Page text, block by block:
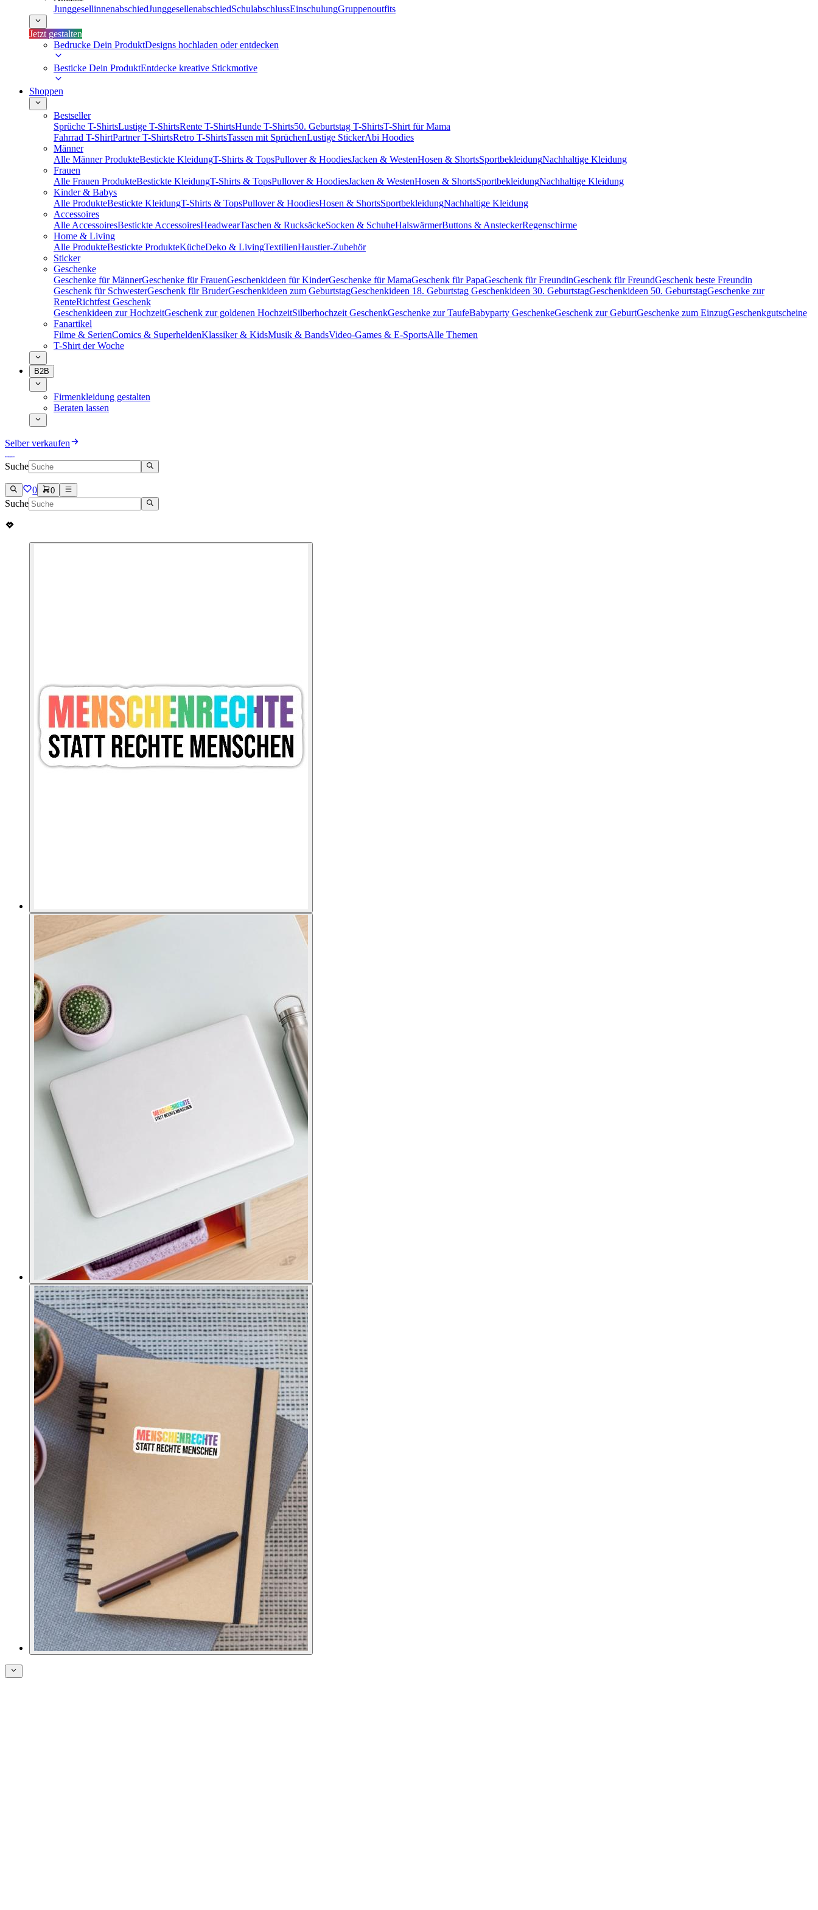
JunggesellinnenabschiedJunggesellenabschiedSchulabschlussEinschulungGruppenoutfits
Jetzt gestalten
Bedrucke Dein ProduktDesigns hochladen oder entdecken
Besticke Dein ProduktEntdecke kreative Stickmotive
Shoppen
Bestseller
Sprüche T-ShirtsLustige T-ShirtsRente T-ShirtsHunde T-Shirts50. Geburtstag T-ShirtsT-Shirt für Mama
Fahrrad T-ShirtPartner T-ShirtsRetro T-ShirtsTassen mit SprüchenLustige StickerAbi Hoodies
Männer
Alle Männer ProdukteBestickte KleidungT-Shirts & TopsPullover & HoodiesJacken & WestenHosen & ShortsSportbekleidungNachhaltige Kleidung
Frauen
Alle Frauen ProdukteBestickte KleidungT-Shirts & TopsPullover & HoodiesJacken & WestenHosen & ShortsSportbekleidungNachhaltige Kleidung
Kinder & Babys
Alle ProdukteBestickte KleidungT-Shirts & TopsPullover & HoodiesHosen & ShortsSportbekleidungNachhaltige Kleidung
Accessoires
Alle AccessoiresBestickte AccessoiresHeadwearTaschen & RucksäckeSocken & SchuheHalswärmerButtons & AnsteckerRegenschirme
Home & Living
Alle ProdukteBestickte ProdukteKücheDeko & LivingTextilienHaustier-Zubehör
Sticker
Geschenke
Geschenke für MännerGeschenke für FrauenGeschenkideen für KinderGeschenke für MamaGeschenk für PapaGeschenk für FreundinGeschenk für FreundGeschenk beste Freundin
Geschenk für SchwesterGeschenk für BruderGeschenkideen zum GeburtstagGeschenkideen 18. Geburtstag Geschenkideen 30. GeburtstagGeschenkideen 50. GeburtstagGeschenke zur
RenteRichtfest Geschenk
Geschenkideen zur HochzeitGeschenk zur goldenen HochzeitSilberhochzeit GeschenkGeschenke zur TaufeBabyparty GeschenkeGeschenk zur GeburtGeschenke zum EinzugGeschenkgutscheine
Fanartikel
Filme & SerienComics & SuperheldenKlassiker & KidsMusik & BandsVideo-Games & E-SportsAlle Themen
T-Shirt der Woche
B2B
Firmenkleidung gestalten
Beraten lassen
Selber verkaufen
Suche
0 0
Suche